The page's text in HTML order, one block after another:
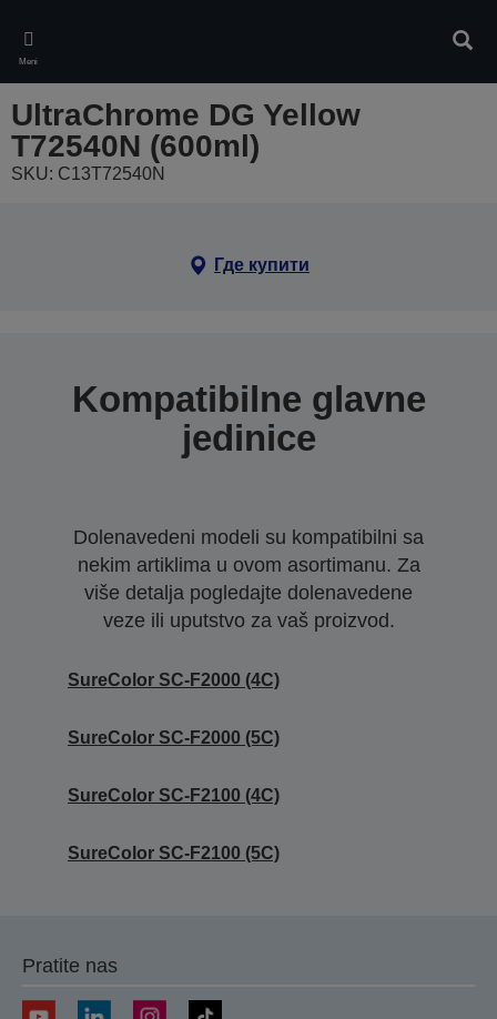
main
content
Meni
UltraChrome DG Yellow
T72540N (600ml)
SKU: C13T72540N
Где купити
Kompatibilne glavne
jedinice
Dolenavedeni modeli su kompatibilni sa
nekim artiklima u ovom asortimanu. Za
više detalja pogledajte dolenavedene
veze ili uputstvo za vaš proizvod.
SureColor SC-F2000 (4C)
SureColor SC-F2000 (5C)
SureColor SC-F2100 (4C)
SureColor SC-F2100 (5C)
Pratite nas